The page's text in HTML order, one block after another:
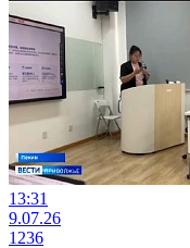
13:31
9.07.26
1236